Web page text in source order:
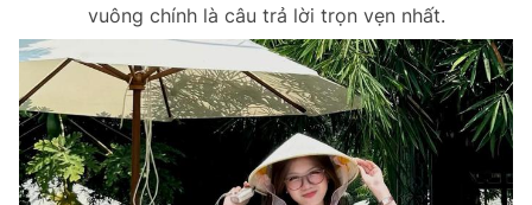
vuông chính là câu trả lời trọn vẹn nhất.